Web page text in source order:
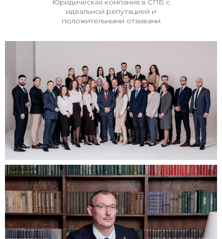
Юридическая компания в СПБ с
идеальной репутацией и
положительными отзывами